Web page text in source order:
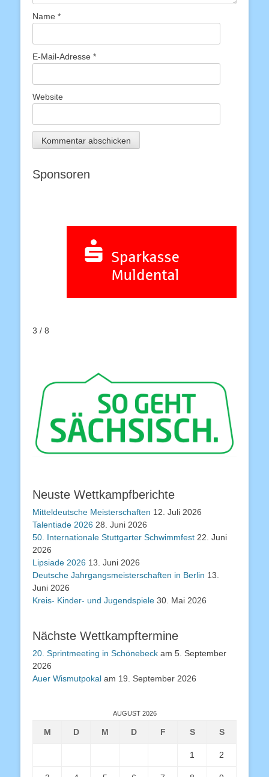
Name *
E-Mail-Adresse *
Website
Sponsoren
3 / 8
Neuste Wettkampfberichte
Mitteldeutsche Meisterschaften 12. Juli 2026
Talentiade 2026 28. Juni 2026
50. Internationale Stuttgarter Schwimmfest 22. Juni
2026
Lipsiade 2026 13. Juni 2026
Deutsche Jahrgangsmeisterschaften in Berlin 13.
Juni 2026
Kreis- Kinder- und Jugendspiele 30. Mai 2026
Nächste Wettkampftermine
20. Sprintmeeting in Schönebeck am 5. September
2026
Auer Wismutpokal am 19. September 2026
AUGUST 2026
M D M D F S S
1 2